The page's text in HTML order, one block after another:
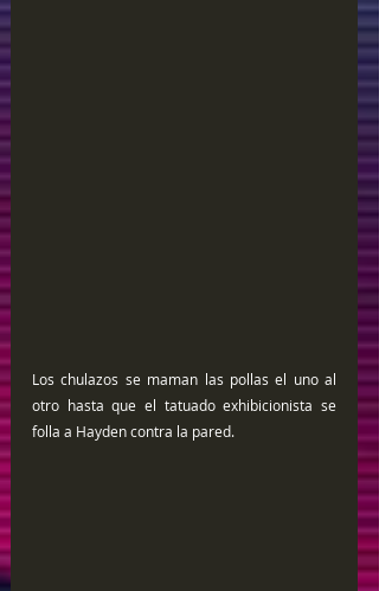
Los chulazos se maman las pollas el uno al
otro hasta que el tatuado exhibicionista se
folla a Hayden contra la pared.